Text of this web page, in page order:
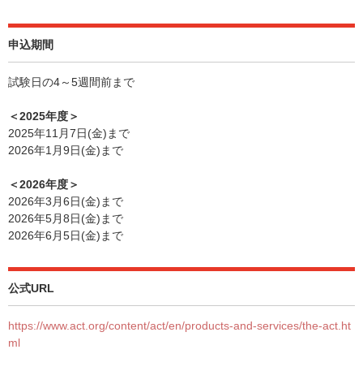
申込期間
試験日の4～5週間前まで
＜2025年度＞
2025年11月7日(金)まで
2026年1月9日(金)まで
＜2026年度＞
2026年3月6日(金)まで
2026年5月8日(金)まで
2026年6月5日(金)まで
公式URL
https://www.act.org/content/act/en/products-and-services/the-act.ht
ml